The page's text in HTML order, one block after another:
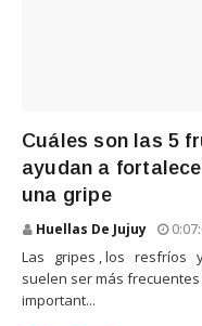
Cuáles son las 5
ayudan a
una gripe
Huellas De Jujuy
Las gripes , los resfríos
suelen ser más
important...